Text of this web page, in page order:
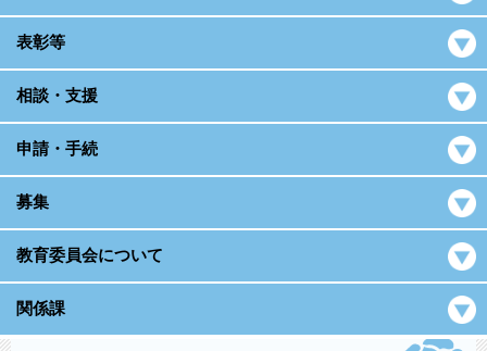
表彰等
相談・支援
申請・手続
募集
教育委員会について
関係課